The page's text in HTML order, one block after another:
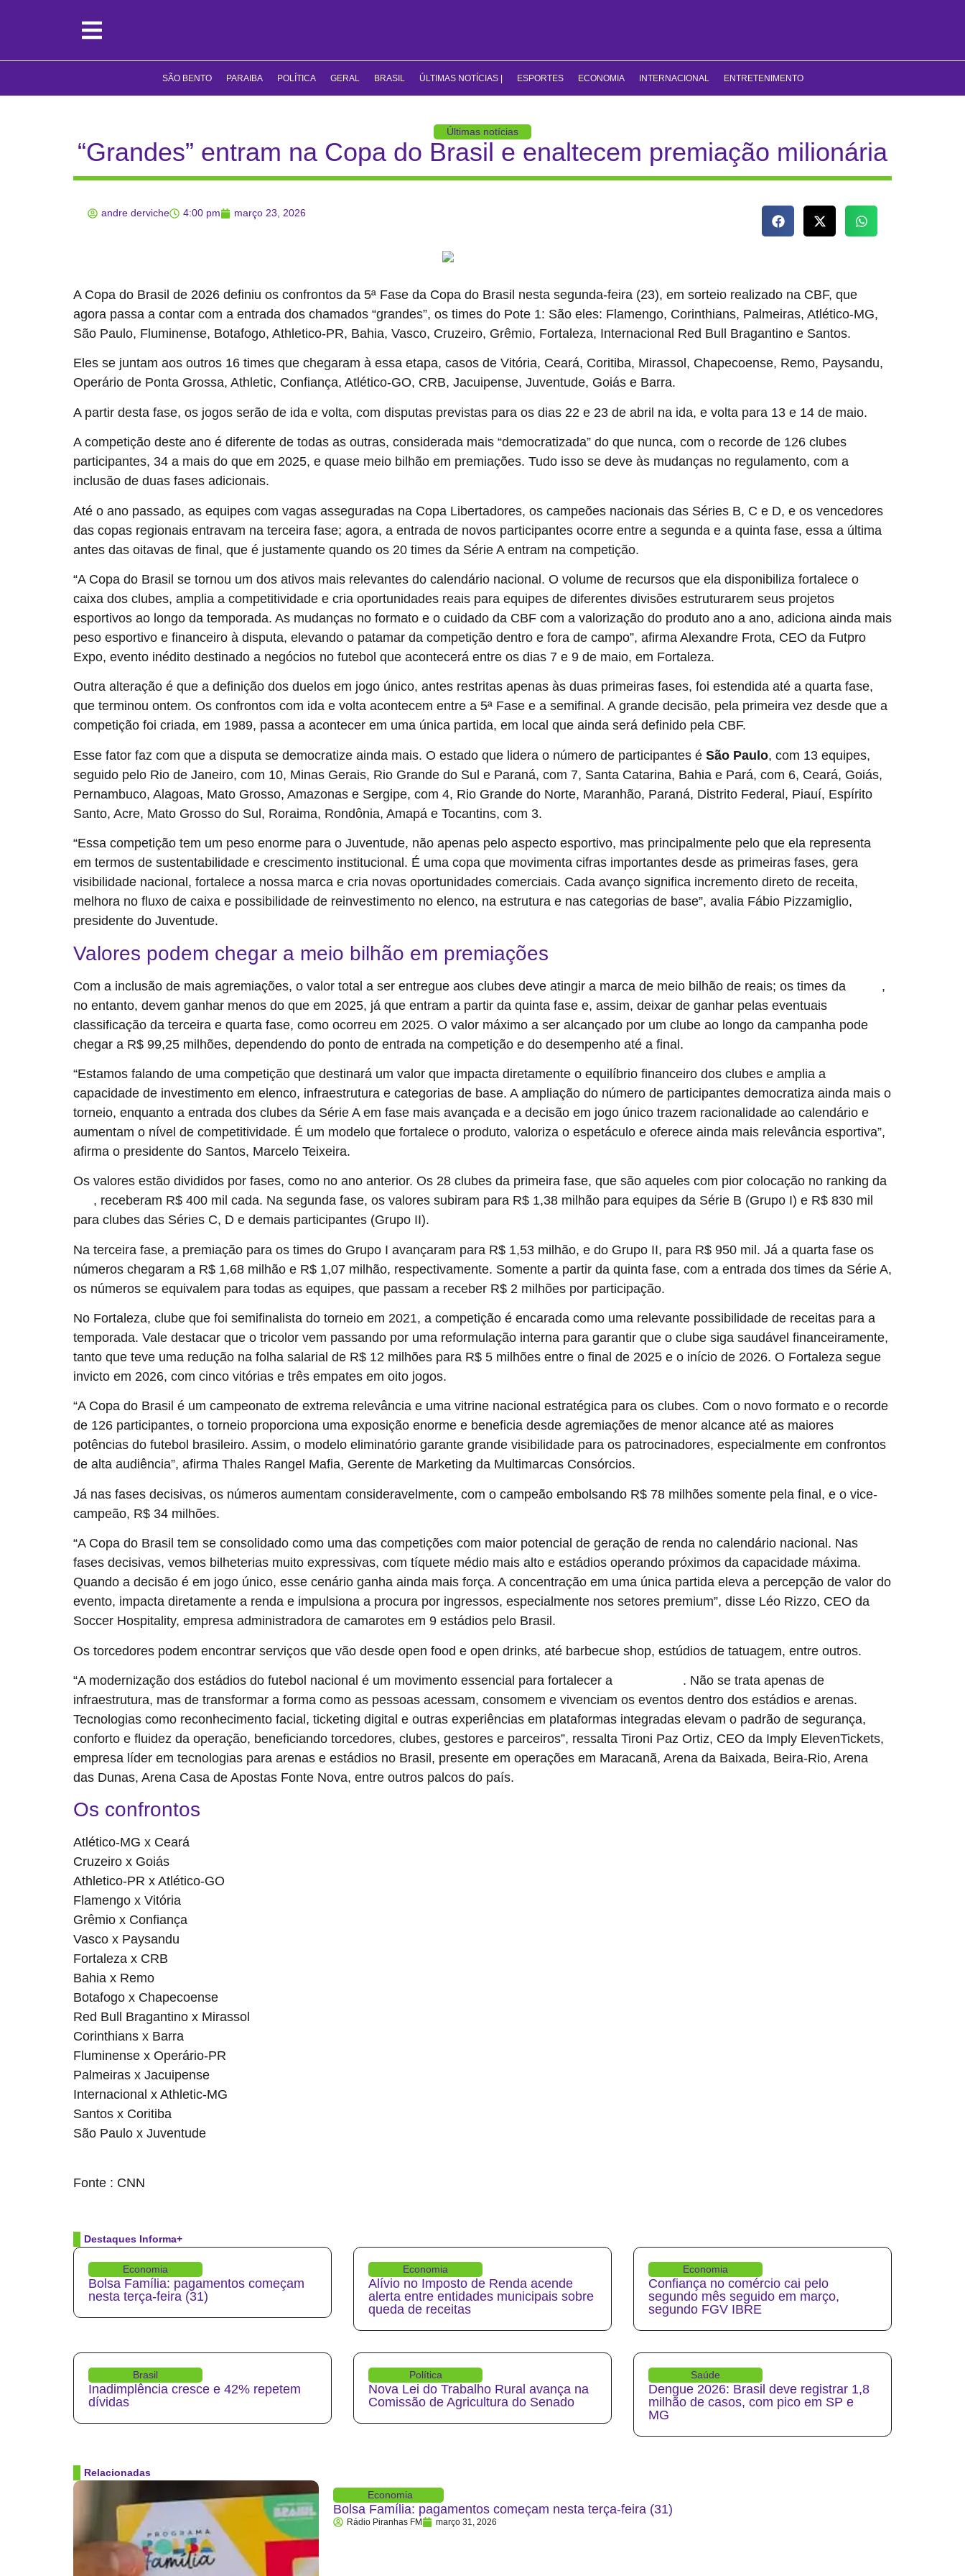
SÃO BENTO PARAIBA POLÍTICA GERAL BRASIL ÚLTIMAS NOTÍCIAS | ESPORTES ECONOMIA INTERNACIONAL ENTRETENIMENTO
Últimas notícias
“Grandes” entram na Copa do Brasil e enaltecem premiação milionária
andre derviche 4:00 pm março 23, 2026
A Copa do Brasil de 2026 definiu os confrontos da 5ª Fase da Copa do Brasil nesta segunda-feira (23), em sorteio realizado na CBF, que
agora passa a contar com a entrada dos chamados “grandes”, os times do Pote 1: São eles: Flamengo, Corinthians, Palmeiras, Atlético-MG,
São Paulo, Fluminense, Botafogo, Athletico-PR, Bahia, Vasco, Cruzeiro, Grêmio, Fortaleza, Internacional Red Bull Bragantino e Santos.
Eles se juntam aos outros 16 times que chegaram à essa etapa, casos de Vitória, Ceará, Coritiba, Mirassol, Chapecoense, Remo, Paysandu,
Operário de Ponta Grossa, Athletic, Confiança, Atlético-GO, CRB, Jacuipense, Juventude, Goiás e Barra.
A partir desta fase, os jogos serão de ida e volta, com disputas previstas para os dias 22 e 23 de abril na ida, e volta para 13 e 14 de maio.
A competição deste ano é diferente de todas as outras, considerada mais “democratizada” do que nunca, com o recorde de 126 clubes
participantes, 34 a mais do que em 2025, e quase meio bilhão em premiações. Tudo isso se deve às mudanças no regulamento, com a
inclusão de duas fases adicionais.
Até o ano passado, as equipes com vagas asseguradas na Copa Libertadores, os campeões nacionais das Séries B, C e D, e os vencedores
das copas regionais entravam na terceira fase; agora, a entrada de novos participantes ocorre entre a segunda e a quinta fase, essa a última
antes das oitavas de final, que é justamente quando os 20 times da Série A entram na competição.
“A Copa do Brasil se tornou um dos ativos mais relevantes do calendário nacional. O volume de recursos que ela disponibiliza fortalece o
caixa dos clubes, amplia a competitividade e cria oportunidades reais para equipes de diferentes divisões estruturarem seus projetos
esportivos ao longo da temporada. As mudanças no formato e o cuidado da CBF com a valorização do produto ano a ano, adiciona ainda mais
peso esportivo e financeiro à disputa, elevando o patamar da competição dentro e fora de campo”, afirma Alexandre Frota, CEO da Futpro
Expo, evento inédito destinado a negócios no futebol que acontecerá entre os dias 7 e 9 de maio, em Fortaleza.
Outra alteração é que a definição dos duelos em jogo único, antes restritas apenas às duas primeiras fases, foi estendida até a quarta fase,
que terminou ontem. Os confrontos com ida e volta acontecem entre a 5ª Fase e a semifinal. A grande decisão, pela primeira vez desde que a
competição foi criada, em 1989, passa a acontecer em uma única partida, em local que ainda será definido pela CBF.
Esse fator faz com que a disputa se democratize ainda mais. O estado que lidera o número de participantes é São Paulo, com 13 equipes,
seguido pelo Rio de Janeiro, com 10, Minas Gerais, Rio Grande do Sul e Paraná, com 7, Santa Catarina, Bahia e Pará, com 6, Ceará, Goiás,
Pernambuco, Alagoas, Mato Grosso, Amazonas e Sergipe, com 4, Rio Grande do Norte, Maranhão, Paraná, Distrito Federal, Piauí, Espírito
Santo, Acre, Mato Grosso do Sul, Roraima, Rondônia, Amapá e Tocantins, com 3.
“Essa competição tem um peso enorme para o Juventude, não apenas pelo aspecto esportivo, mas principalmente pelo que ela representa
em termos de sustentabilidade e crescimento institucional. É uma copa que movimenta cifras importantes desde as primeiras fases, gera
visibilidade nacional, fortalece a nossa marca e cria novas oportunidades comerciais. Cada avanço significa incremento direto de receita,
melhora no fluxo de caixa e possibilidade de reinvestimento no elenco, na estrutura e nas categorias de base”, avalia Fábio Pizzamiglio,
presidente do Juventude.
Valores podem chegar a meio bilhão em premiações
Com a inclusão de mais agremiações, o valor total a ser entregue aos clubes deve atingir a marca de meio bilhão de reais; os times da
,
no entanto, devem ganhar menos do que em 2025, já que entram a partir da quinta fase e, assim, deixar de ganhar pelas eventuais
classificação da terceira e quarta fase, como ocorreu em 2025. O valor máximo a ser alcançado por um clube ao longo da campanha pode
chegar a R$ 99,25 milhões, dependendo do ponto de entrada na competição e do desempenho até a final.
“Estamos falando de uma competição que destinará um valor que impacta diretamente o equilíbrio financeiro dos clubes e amplia a
capacidade de investimento em elenco, infraestrutura e categorias de base. A ampliação do número de participantes democratiza ainda mais o
torneio, enquanto a entrada dos clubes da Série A em fase mais avançada e a decisão em jogo único trazem racionalidade ao calendário e
aumentam o nível de competitividade. É um modelo que fortalece o produto, valoriza o espetáculo e oferece ainda mais relevância esportiva”,
afirma o presidente do Santos, Marcelo Teixeira.
Os valores estão divididos por fases, como no ano anterior. Os 28 clubes da primeira fase, que são aqueles com pior colocação no ranking da
, receberam R$ 400 mil cada. Na segunda fase, os valores subiram para R$ 1,38 milhão para equipes da Série B (Grupo I) e R$ 830 mil
para clubes das Séries C, D e demais participantes (Grupo II).
Na terceira fase, a premiação para os times do Grupo I avançaram para R$ 1,53 milhão, e do Grupo II, para R$ 950 mil. Já a quarta fase os
números chegaram a R$ 1,68 milhão e R$ 1,07 milhão, respectivamente. Somente a partir da quinta fase, com a entrada dos times da Série A,
os números se equivalem para todas as equipes, que passam a receber R$ 2 milhões por participação.
No Fortaleza, clube que foi semifinalista do torneio em 2021, a competição é encarada como uma relevante possibilidade de receitas para a
temporada. Vale destacar que o tricolor vem passando por uma reformulação interna para garantir que o clube siga saudável financeiramente,
tanto que teve uma redução na folha salarial de R$ 12 milhões para R$ 5 milhões entre o final de 2025 e o início de 2026. O Fortaleza segue
invicto em 2026, com cinco vitórias e três empates em oito jogos.
“A Copa do Brasil é um campeonato de extrema relevância e uma vitrine nacional estratégica para os clubes. Com o novo formato e o recorde
de 126 participantes, o torneio proporciona uma exposição enorme e beneficia desde agremiações de menor alcance até as maiores
potências do futebol brasileiro. Assim, o modelo eliminatório garante grande visibilidade para os patrocinadores, especialmente em confrontos
de alta audiência”, afirma Thales Rangel Mafia, Gerente de Marketing da Multimarcas Consórcios.
Já nas fases decisivas, os números aumentam consideravelmente, com o campeão embolsando R$ 78 milhões somente pela final, e o vice-
campeão, R$ 34 milhões.
“A Copa do Brasil tem se consolidado como uma das competições com maior potencial de geração de renda no calendário nacional. Nas
fases decisivas, vemos bilheterias muito expressivas, com tíquete médio mais alto e estádios operando próximos da capacidade máxima.
Quando a decisão é em jogo único, esse cenário ganha ainda mais força. A concentração em uma única partida eleva a percepção de valor do
evento, impacta diretamente a renda e impulsiona a procura por ingressos, especialmente nos setores premium”, disse Léo Rizzo, CEO da
Soccer Hospitality, empresa administradora de camarotes em 9 estádios pelo Brasil.
Os torcedores podem encontrar serviços que vão desde open food e open drinks, até barbecue shop, estúdios de tatuagem, entre outros.
“A modernização dos estádios do futebol nacional é um movimento essencial para fortalecer a
. Não se trata apenas de
infraestrutura, mas de transformar a forma como as pessoas acessam, consomem e vivenciam os eventos dentro dos estádios e arenas.
Tecnologias como reconhecimento facial, ticketing digital e outras experiências em plataformas integradas elevam o padrão de segurança,
conforto e fluidez da operação, beneficiando torcedores, clubes, gestores e parceiros”, ressalta Tironi Paz Ortiz, CEO da Imply ElevenTickets,
empresa líder em tecnologias para arenas e estádios no Brasil, presente em operações em Maracanã, Arena da Baixada, Beira-Rio, Arena
das Dunas, Arena Casa de Apostas Fonte Nova, entre outros palcos do país.
Os confrontos
Atlético-MG x Ceará
Cruzeiro x Goiás
Athletico-PR x Atlético-GO
Flamengo x Vitória
Grêmio x Confiança
Vasco x Paysandu
Fortaleza x CRB
Bahia x Remo
Botafogo x Chapecoense
Red Bull Bragantino x Mirassol
Corinthians x Barra
Fluminense x Operário-PR
Palmeiras x Jacuipense
Internacional x Athletic-MG
Santos x Coritiba
São Paulo x Juventude
Fonte : CNN
Destaques Informa+
Economia
Bolsa Família: pagamentos começam
nesta terça-feira (31)
Economia
Alívio no Imposto de Renda acende
alerta entre entidades municipais sobre
queda de receitas
Economia
Confiança no comércio cai pelo
segundo mês seguido em março,
segundo FGV IBRE
Brasil
Inadimplência cresce e 42% repetem
dívidas
Política
Nova Lei do Trabalho Rural avança na
Comissão de Agricultura do Senado
Saúde
Dengue 2026: Brasil deve registrar 1,8
milhão de casos, com pico em SP e
MG
Relacionadas
Economia
Bolsa Família: pagamentos começam nesta terça-feira (31)
Rádio Piranhas FM março 31, 2026